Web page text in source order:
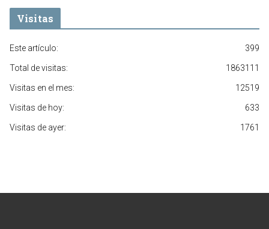
Visitas
399
Este artículo:
1863111
Total de visitas:
12519
Visitas en el mes:
633
Visitas de hoy:
1761
Visitas de ayer: